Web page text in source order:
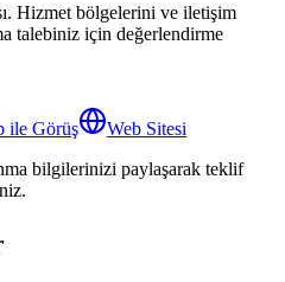
Hizmet bölgelerini ve iletişim
talebiniz için değerlendirme
ile Görüş
Web Sitesi
bilgilerinizi paylaşarak teklif